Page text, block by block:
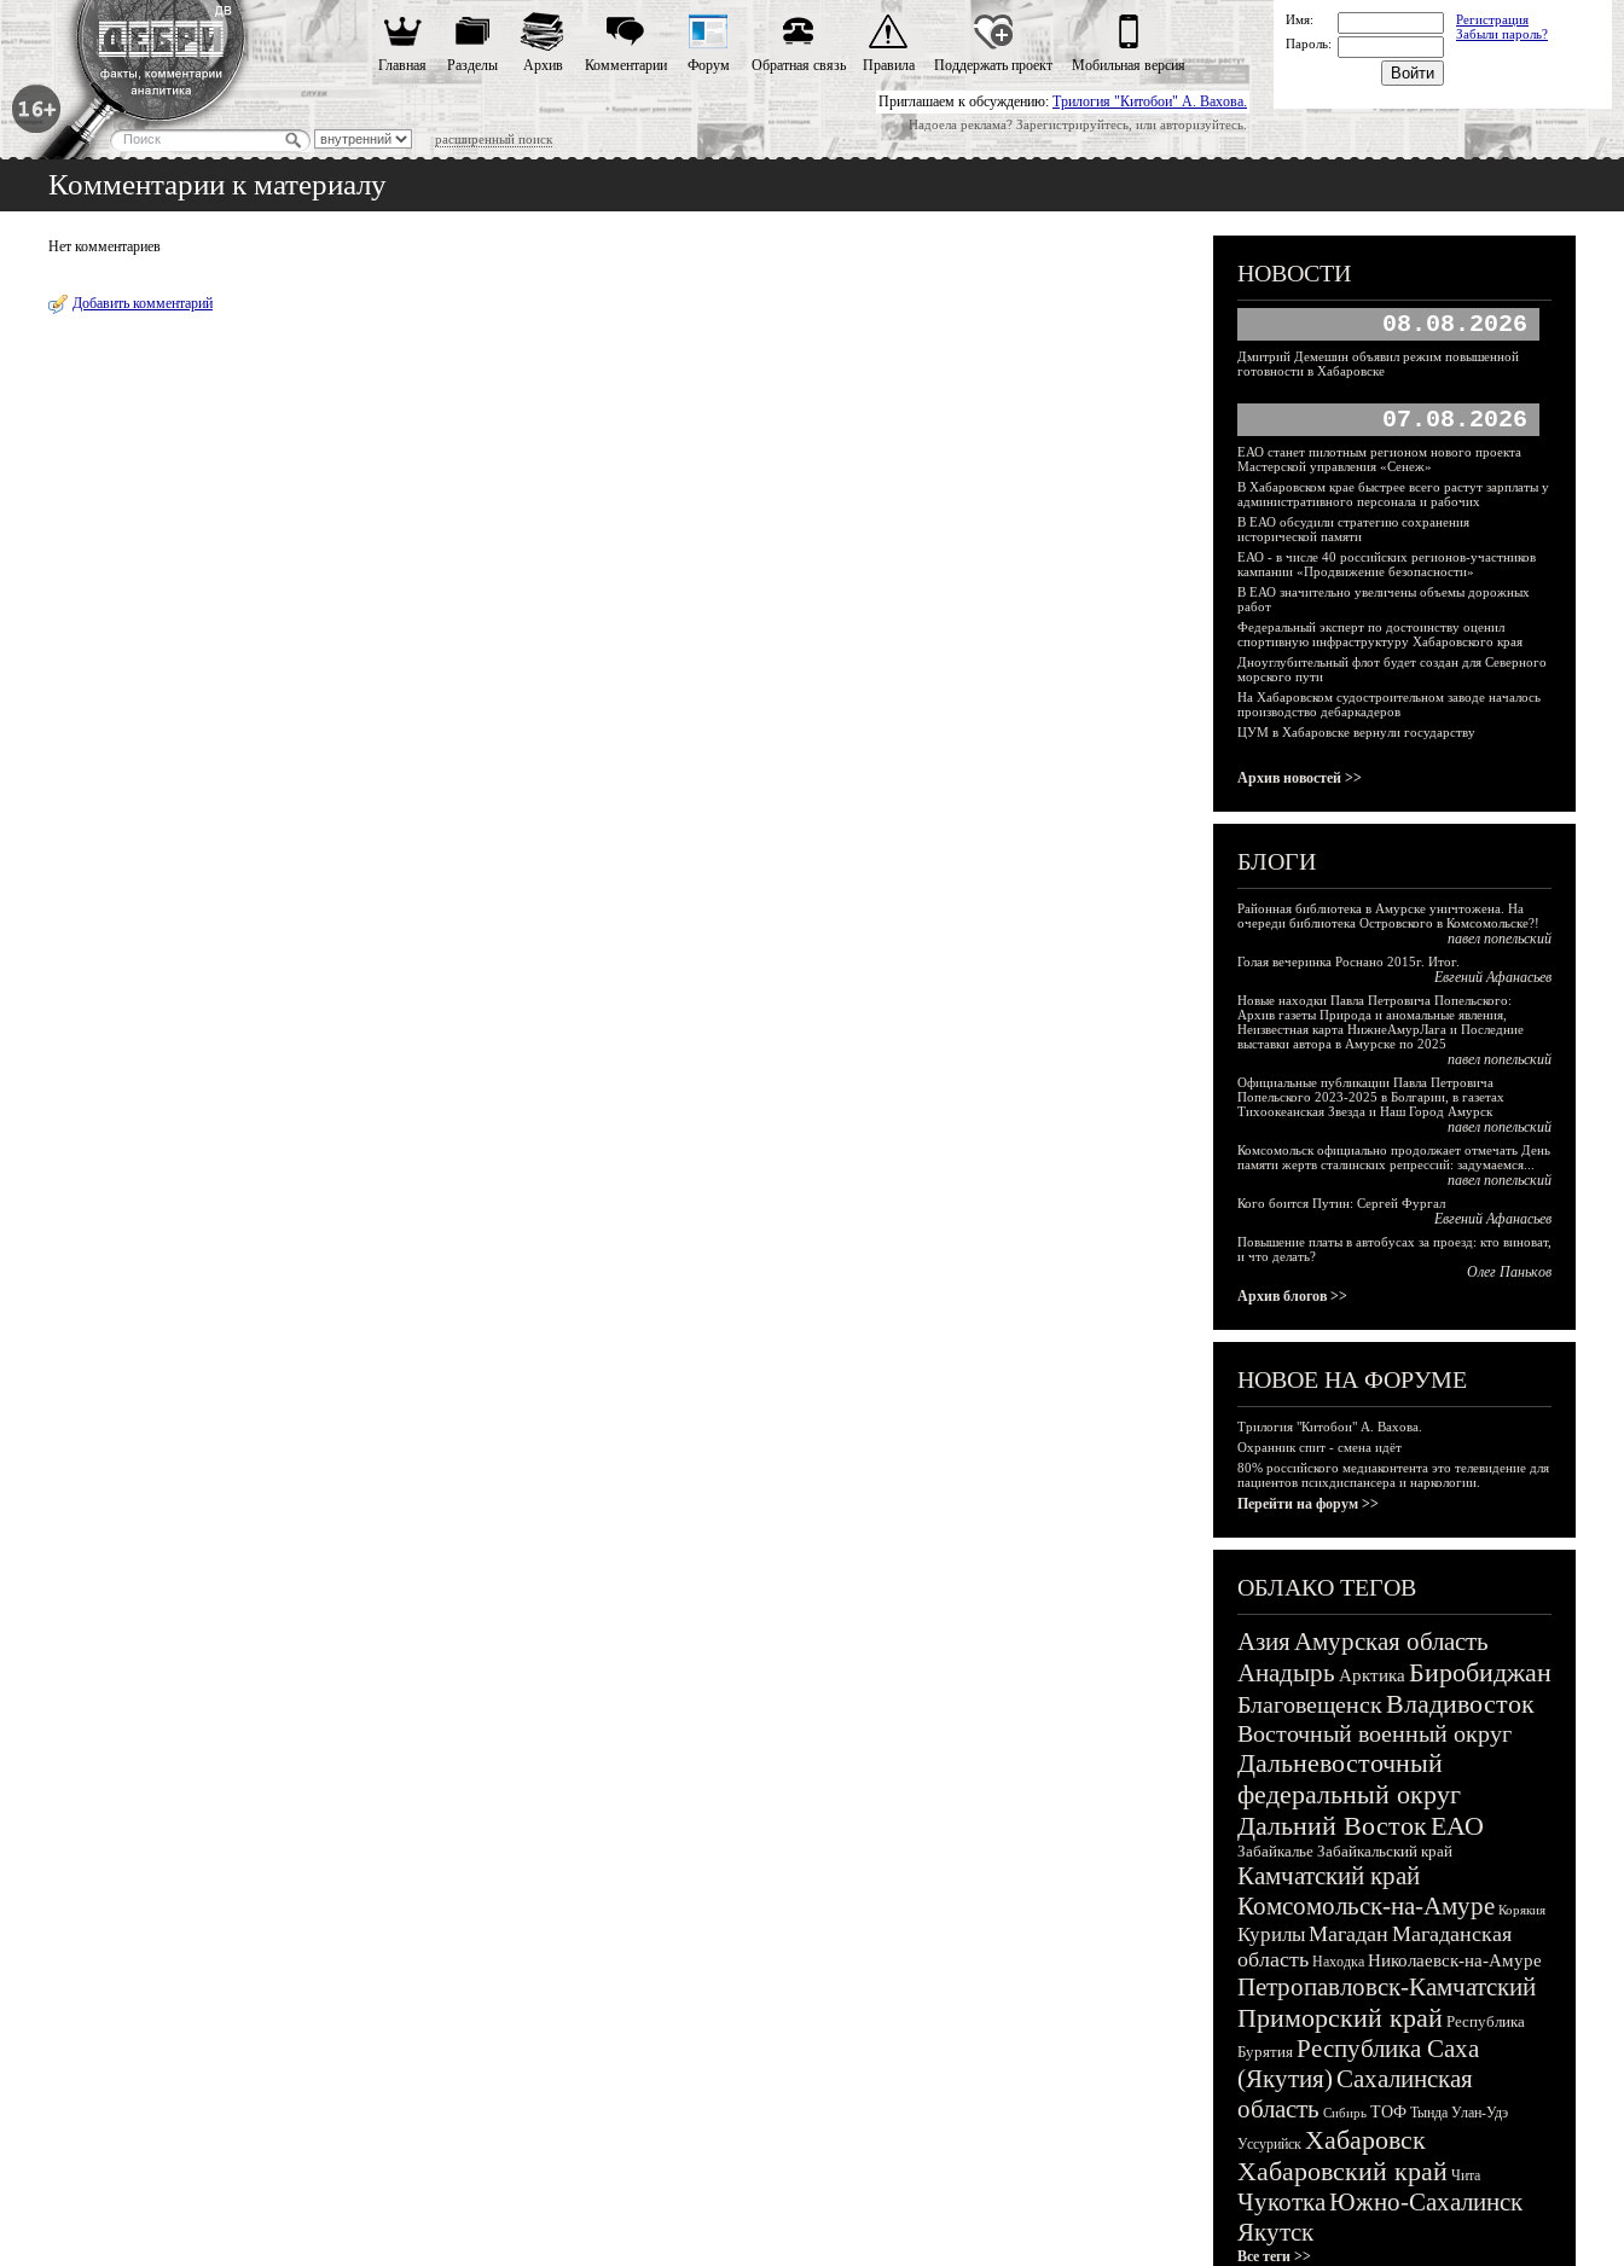
Приглашаем к обсуждению: Трилогия "Китобои" А. Вахова.
Надоела реклама? Зарегистрируйтесь, или авторизуйтесь.
расширенный поиск
Главная Разделы Архив Комментарии Форум Обратная связь Правила Поддержать проект Мобильная версия
Имя:
Регистрация
Забыли пароль?
Пароль:
Комментарии к материалу
Нет комментариев
Добавить комментарий
НОВОСТИ
08.08.2026
Дмитрий Демешин объявил режим повышенной
готовности в Хабаровске
07.08.2026
ЕАО станет пилотным регионом нового проекта
Мастерской управления «Сенеж»
В Хабаровском крае быстрее всего растут зарплаты у
административного персонала и рабочих
В ЕАО обсудили стратегию сохранения
исторической памяти
ЕАО - в числе 40 российских регионов-участников
кампании «Продвижение безопасности»
В ЕАО значительно увеличены объемы дорожных
работ
Федеральный эксперт по достоинству оценил
спортивную инфраструктуру Хабаровского края
Дноуглубительный флот будет создан для Северного
морского пути
На Хабаровском судостроительном заводе началось
производство дебаркадеров
ЦУМ в Хабаровске вернули государству
Архив новостей >>
БЛОГИ
Районная библиотека в Амурске уничтожена. На
очереди библиотека Островского в Комсомольске?!
павел попельский
Голая вечеринка Роснано 2015г. Итог.
Евгений Афанасьев
Новые находки Павла Петровича Попельского:
Архив газеты Природа и аномальные явления,
Неизвестная карта НижнеАмурЛага и Последние
выставки автора в Амурске по 2025
павел попельский
Официальные публикации Павла Петровича
Попельского 2023-2025 в Болгарии, в газетах
Тихоокеанская Звезда и Наш Город Амурск
павел попельский
Комсомольск официально продолжает отмечать День
памяти жертв сталинских репрессий: задумаемся...
павел попельский
Кого боится Путин: Сергей Фургал
Евгений Афанасьев
Повышение платы в автобусах за проезд: кто виноват,
и что делать?
Олег Паньков
Архив блогов >>
НОВОЕ НА ФОРУМЕ
Трилогия "Китобои" А. Вахова.
Охранник спит - смена идёт
80% российского медиаконтента это телевидение для
пациентов психдиспансера и наркологии.
Перейти на форум >>
ОБЛАКО ТЕГОВ
АзияАмурская область
Анадырь Арктика Биробиджан
БлаговещенскВладивосток
Восточный военный округ
Дальневосточный
федеральный округ
Дальний ВостокЕАО
Забайкалье Забайкальский край
Камчатский край
Комсомольск-на-Амуре Корякия
КурилыМагадан Магаданская
область Находка Николаевск-на-Амуре
Петропавловск-Камчатский
Приморский край Республика
Бурятия Республика Саха
(Якутия)Сахалинская
область Сибирь ТОФ Тында Улан-Удэ
Уссурийск Хабаровск
Хабаровский край Чита
ЧукоткаЮжно-Сахалинск
Якутск
Все теги >>